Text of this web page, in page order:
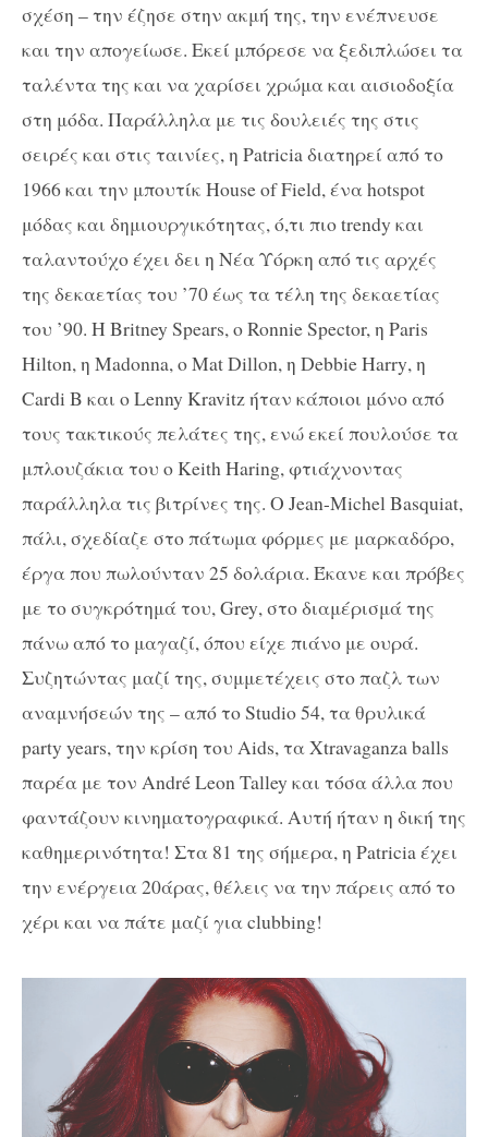
σχέση – την έζησε στην ακμή της, την ενέπνευσε
και την απογείωσε. Εκεί μπόρεσε να ξεδιπλώσει τα
ταλέντα της και να χαρίσει χρώμα και αισιοδοξία
στη μόδα. Παράλληλα με τις δουλειές της στις
σειρές και στις ταινίες, η Patriciaδιατηρεί από το
1966 και την μπουτίκ House of Field, έναhotspot
μόδας και δημιουργικότητας, ό,τι πιοtrendy και
ταλαντούχο έχει δει η Νέα Υόρκη από τις αρχές
της δεκαετίας του ’70 έως τα τέλη της δεκαετίας
του ’90. Η Britney Spears, οRonnie Spector,η Paris
Hilton, η Madonna,o Mat Dillon, η Debbie Harry, η
Cardi B και οLenny Kravitzήταν κάποιοι μόνο από
τους τακτικούς πελάτες της, ενώ εκεί πουλούσε τα
μπλουζάκια του οKeith Haring, φτιάχνοντας
παράλληλα τις βιτρίνες της. Ο Jean-Michel Basquiat,
πάλι,σχεδίαζε στο πάτωμα φόρμες με μαρκαδόρο,
έργα που πωλούνταν 25 δολάρια. Έκανε και πρόβες
με το συγκρότημά του,Grey, στο διαμέρισμά της
πάνω από το μαγαζί, όπου είχε πιάνο με ουρά.
Συζητώντας μαζί της, συμμετέχεις στο παζλ των
αναμνήσεών της – από τοStudio54, τα θρυλικά
party years, την κρίση του Aids, ταXtravaganza balls
παρέα με τον AndréLeon Talley και τόσα άλλα που
φαντάζουν κινηματογραφικά. Αυτή ήταν η δική της
καθημερινότητα! Στα 81 της σήμερα, η Patriciaέχει
την ενέργεια 20άρας, θέλεις να την πάρεις από το
χέρι και να πάτε μαζί γιαclubbing!